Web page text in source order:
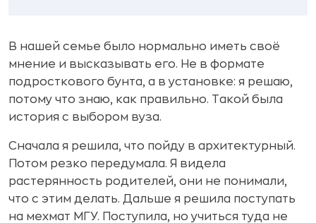
В нашей семье было нормально иметь своё
мнение и высказывать его. Не в формате
подросткового бунта, а в установке: я решаю,
потому что знаю, как правильно. Такой была
история с выбором вуза.
Сначала я решила, что пойду в архитектурный.
Потом резко передумала. Я видела
растерянность родителей, они не понимали,
что с этим делать. Дальше я решила поступать
на мехмат МГУ. Поступила, но учиться туда не